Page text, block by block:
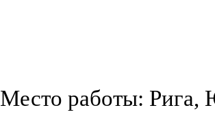
Место работы: Рига,